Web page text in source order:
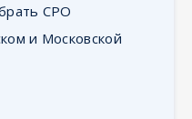
СРО
и Московской